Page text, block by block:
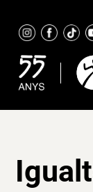
content